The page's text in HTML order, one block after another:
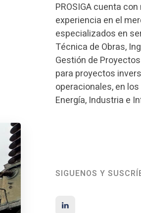
PROSIGA cuenta
experiencia en el
especializados en
Técnica de Obras,
Gestión de
para proyectos
operacionales, en
Energía, Industria e
SIGUENOS Y